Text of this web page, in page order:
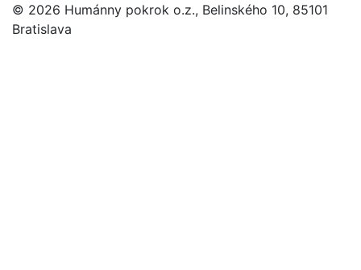
© 2026 Humánny pokrok o.z., Belinského 10, 85101
Bratislava